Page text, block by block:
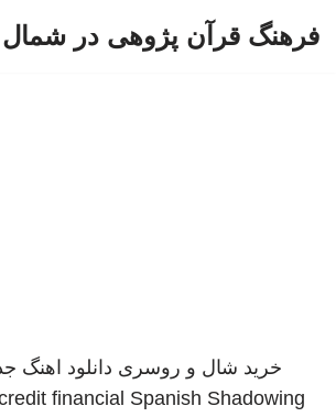
فرهنگ قرآن پژوهی در شمال
خرید شال و روسری دانلود اهنگ
financial Spanish Shadowing